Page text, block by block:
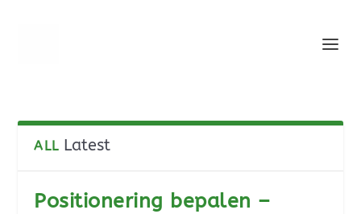
ALL Latest
Positionering bepalen –